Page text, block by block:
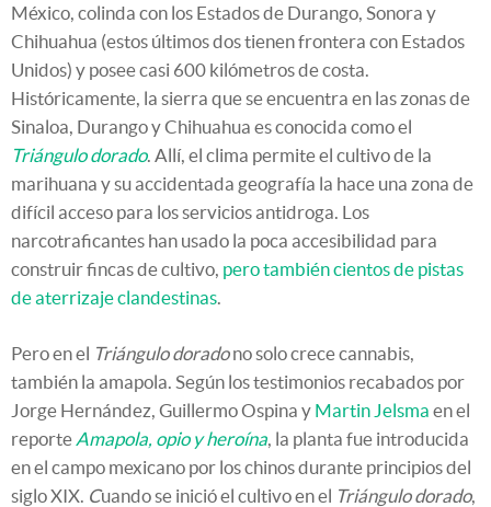
México, colinda con los Estados de Durango, Sonora y
Chihuahua (estos últimos dos tienen frontera con Estados
Unidos) y posee casi 600 kilómetros de costa.
Históricamente, la sierra que se encuentra en las zonas de
Sinaloa, Durango y Chihuahua es conocida como el
Triángulo dorado. Allí, el clima permite el cultivo de la
marihuana y su accidentada geografía la hace una zona de
difícil acceso para los servicios antidroga. Los
narcotraficantes han usado la poca accesibilidad para
construir fincas de cultivo, pero también cientos de pistas
de aterrizaje clandestinas
Pero en el Triángulo doradono solo crece cannabis,
también la amapola. Según los testimonios recabados por
Jorge Hernández, Guillermo Ospina y Martin Jelsma en el
reporte Amapola, opio y heroína , la planta fue introducida
en el campo mexicano por los chinos durante principios del
siglo XIX. Cuando se inició el cultivo en el Triángulo dorado,